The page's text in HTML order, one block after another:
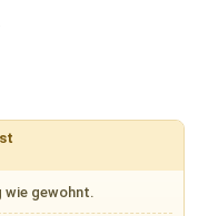
wie gewohnt.